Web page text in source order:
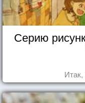
Серию